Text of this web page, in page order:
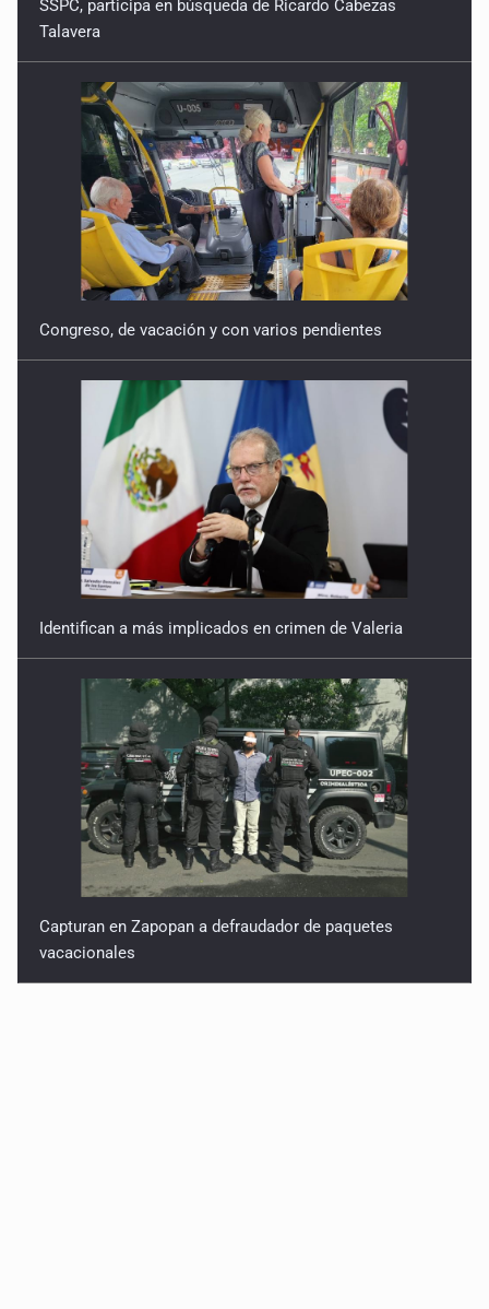
SSPC, participa en búsqueda de Ricardo Cabezas
Talavera
Congreso, de vacación y con varios pendientes
Identifican a más implicados en crimen de Valeria
Capturan en Zapopan a defraudador de paquetes
vacacionales